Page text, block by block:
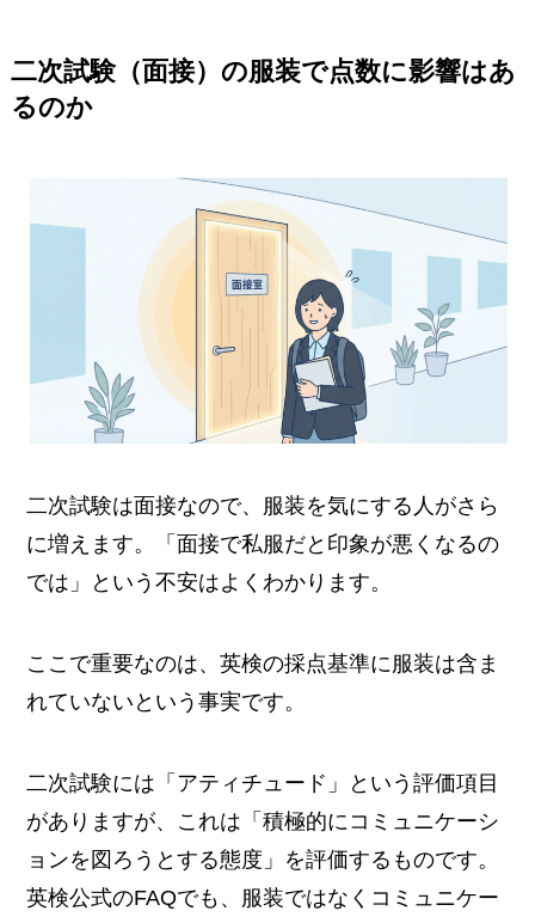
二次試験（面接）の服装で点数に影響はあ
るのか
二次試験は面接なので、服装を気にする人がさら
に増えます。「面接で私服だと印象が悪くなるの
では」という不安はよくわかります。
ここで重要なのは、英検の採点基準に服装は含ま
れていないという事実です。
二次試験には「アティチュード」という評価項目
がありますが、これは「積極的にコミュニケーシ
ョンを図ろうとする態度」を評価するものです。
英検公式のFAQでも、服装ではなくコミュニケー